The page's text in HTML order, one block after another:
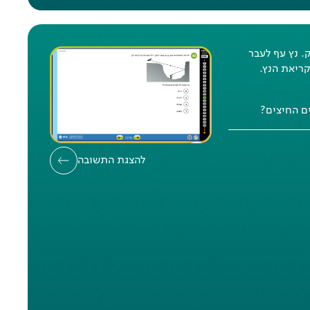
נץ עף לעבר
הנץ.
החיצים?
להצגת התשובה